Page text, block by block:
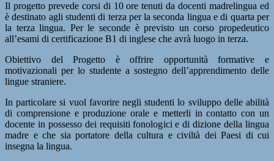
Il progetto prevede corsi di 10 ore tenuti da docenti madrelingua ed
è destinato agli studenti di terza per la seconda lingua e di quarta per
la terza lingua. Per le seconde è previsto un corso propedeutico
all’esami di certificazione B1 di inglese che avrà luogo in terza.
Obiettivo del Progetto è offrire opportunità formative e
motivazionali per lo studente a sostegno dell’apprendimento delle
lingue straniere.
In particolare si vuol favorire negli studenti lo sviluppo delle abilità
di comprensione e produzione orale e metterli in contatto con un
docente in possesso dei requisiti fonologici e di dizione della lingua
madre e che sia portatore della cultura e civiltà dei Paesi di cui
insegna la lingua.